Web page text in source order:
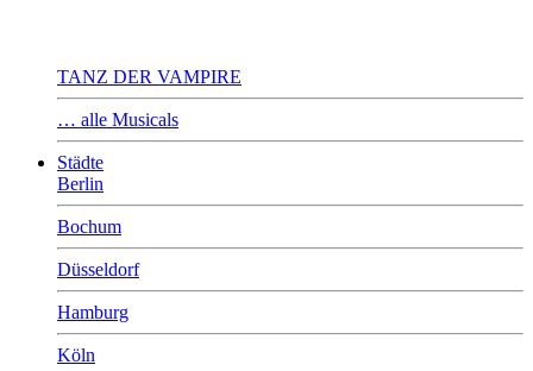
TANZ DER VAMPIRE
… alle Musicals
Städte
Berlin
Bochum
Düsseldorf
Hamburg
Köln